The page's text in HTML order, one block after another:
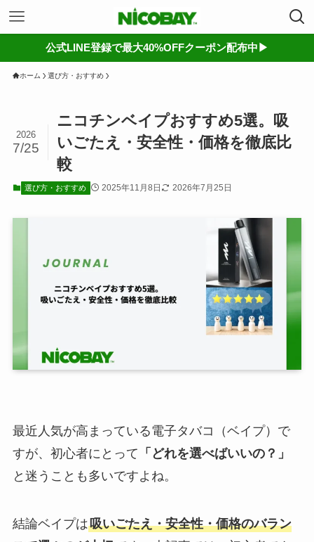
公式LINE登録で最大40%OFFクーポン配布中▶︎
ホーム 選び方・おすすめ
ニコチンベイプおすすめ5選。吸
いごたえ・安全性・価格を徹底比
較
2026
7/25
選び方・おすすめ 2025年11月8日 2026年7月25日
最近人気が高まっている電子タバコ（ベイプ）で
すが、初心者にとって 「どれを選べばいいの？」
と迷うことも多いですよね。
結論ベイプは吸いごたえ・安全性・価格のバラン